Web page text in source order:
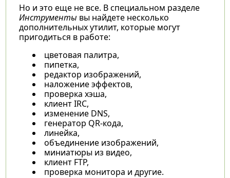
Но и это еще не все. В специальном разделе
Инструменты вы найдете несколько
дополнительных утилит, которые могут
пригодиться в работе:
цветовая палитра,
пипетка,
редактор изображений,
наложение эффектов,
проверка хэша,
клиент IRC,
изменение DNS,
генератор QR-кода,
линейка,
объединение изображений,
миниатюры из видео,
клиент FTP,
проверка монитора и другие.